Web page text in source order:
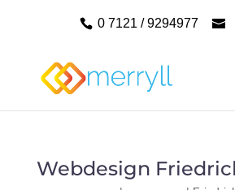
0 7121 / 9294977
Webdesign